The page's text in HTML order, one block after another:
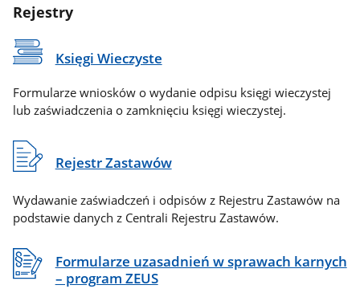
Rejestry
Księgi Wieczyste
Formularze wniosków o wydanie odpisu księgi wieczystej
lub zaświadczenia o zamknięciu księgi wieczystej.
Rejestr Zastawów
Wydawanie zaświadczeń i odpisów z Rejestru Zastawów na
podstawie danych z Centrali Rejestru Zastawów.
Formularze uzasadnień w sprawach karnych
– program ZEUS